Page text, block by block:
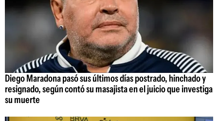
Diego Maradona pasó sus últimos días postrado, hinchado y
resignado, según contó su masajista en el juicio que investiga
su muerte